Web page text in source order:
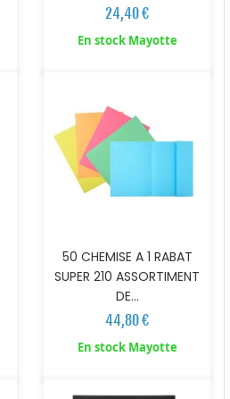
24,40 €
En stock Mayotte
50 CHEMISE A 1 RABAT
SUPER 210 ASSORTIMENT
DE...
44,80 €
En stock Mayotte